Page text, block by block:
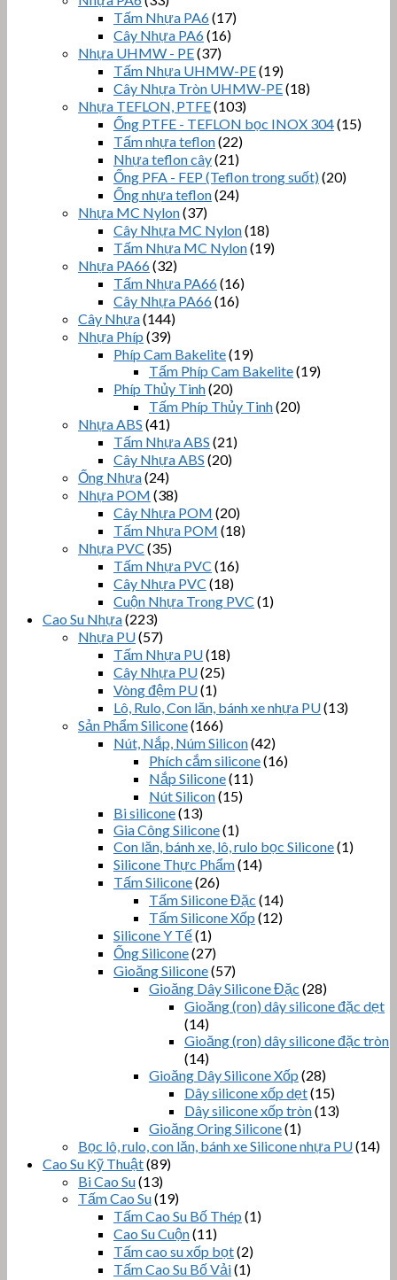
Tấm Nhựa PA6(17)
Cây Nhựa PA6(16)
Nhựa UHMW - PE(37)
Tấm Nhựa UHMW-PE(19)
Cây Nhựa Tròn UHMW-PE(18)
Nhựa TEFLON, PTFE(103)
Ống PTFE - TEFLON bọc INOX 304(15)
Tấm nhựa teflon(22)
Nhựa teflon cây(21)
Ống PFA - FEP (Teflon trong suốt)(20)
Ống nhựa teflon(24)
Nhựa MC Nylon(37)
Cây Nhựa MC Nylon(18)
Tấm Nhựa MC Nylon(19)
Nhựa PA66(32)
Tấm Nhựa PA66(16)
Cây Nhựa PA66(16)
Cây Nhựa(144)
Nhựa Phíp (39)
Phíp Cam Bakelite(19)
Tấm Phíp Cam Bakelite(19)
Phíp Thủy Tinh(20)
Tấm Phíp Thủy Tinh(20)
Nhựa ABS (41)
Tấm Nhựa ABS (21)
Cây Nhựa ABS (20)
Ống Nhựa(24)
Nhựa POM (38)
Cây Nhựa POM (20)
Tấm Nhựa POM (18)
Nhựa PVC (35)
Tấm Nhựa PVC (16)
Cây Nhựa PVC (18)
Cuộn Nhựa Trong PVC (1)
Cao Su Nhựa(223)
Nhựa PU(57)
Tấm Nhựa PU(18)
Cây Nhựa PU(25)
Vòng đệm PU(1)
Lô, Rulo, Con lăn, bánh xe nhựa PU(13)
Sản Phẩm Silicone(166)
Nút, Nắp, Núm Silicon(42)
Phích cắm silicone(16)
Nắp Silicone(11)
Nút Silicon(15)
Bi silicone(13)
Gia Công Silicone(1)
Con lăn, bánh xe, lô, rulo bọc Silicone(1)
Silicone Thực Phẩm(14)
Tấm Silicone(26)
Tấm Silicone Đặc (14)
Tấm Silicone Xốp (12)
Silicone Y Tế(1)
Ống Silicone(27)
Gioăng Silicone(57)
Gioăng Dây Silicone Đặc (28)
Gioăng (ron) dây silicone đặc dẹt
(14)
Gioăng (ron) dây silicone đặc tròn
(14)
Gioăng Dây Silicone Xốp (28)
Dây silicone xốp dẹt(15)
Dây silicone xốp tròn(13)
Gioăng Oring Silicone(1)
Bọc lô, rulo, con lăn, bánh xe Silicone nhựa PU(14)
Cao Su Kỹ Thuật(89)
Bi Cao Su(13)
Tấm Cao Su(19)
Tấm Cao Su Bố Thép (1)
Cao Su Cuộn(11)
Tấm cao su xốp bọt(2)
Tấm Cao Su Bố Vải(1)